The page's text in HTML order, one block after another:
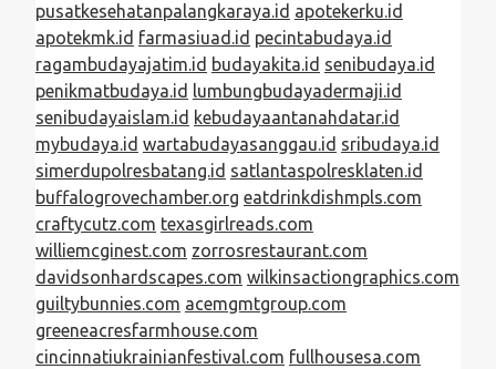
pusatkesehatanpalangkaraya.id apotekerku.id
apotekmk.id farmasiuad.id pecintabudaya.id
ragambudayajatim.id budayakita.id senibudaya.id
penikmatbudaya.id lumbungbudayadermaji.id
senibudayaislam.id kebudayaantanahdatar.id
mybudaya.id wartabudayasanggau.id sribudaya.id
simerdupolresbatang.id satlantaspolresklaten.id
buffalogrovechamber.org eatdrinkdishmpls.com
craftycutz.com texasgirlreads.com
williemcginest.com zorrosrestaurant.com
davidsonhardscapes.com wilkinsactiongraphics.com
guiltybunnies.com acemgmtgroup.com
greeneacresfarmhouse.com
cincinnatiukrainianfestival.com fullhousesa.com